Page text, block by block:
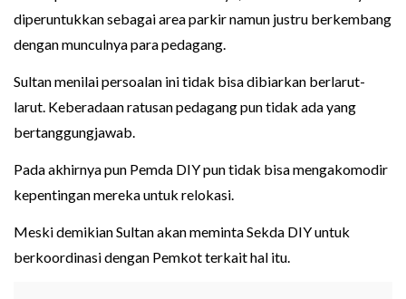
diperuntukkan sebagai area parkir namun justru berkembang
dengan munculnya para pedagang.
Sultan menilai persoalan ini tidak bisa dibiarkan berlarut-
larut. Keberadaan ratusan pedagang pun tidak ada yang
bertanggungjawab.
Pada akhirnya pun Pemda DIY pun tidak bisa mengakomodir
kepentingan mereka untuk relokasi.
Meski demikian Sultan akan meminta Sekda DIY untuk
berkoordinasi dengan Pemkot terkait hal itu.